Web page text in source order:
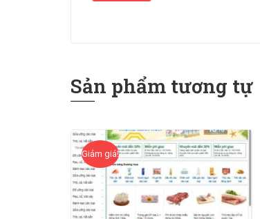
Sản phẩm tương tự
Giảm giá!